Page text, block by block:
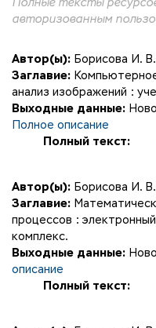
Полные тексты
авторизованным
Автор(ы): Борисова И. В.
Заглавие:
анализ изображений :
Выходные данные:
Полное описание
Полный текст:
Автор(ы): Борисова И. В.
Заглавие:
процессов :
комплекс.
Выходные данные:
описание
Полный текст: